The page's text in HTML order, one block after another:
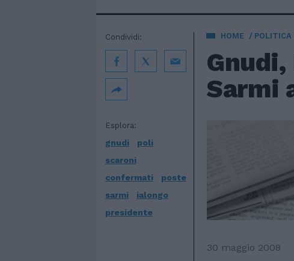
HOME POLITICA
Sarmi
Esplora:
gnudi
poli
scaroni
confermati
poste
sarmi
ialongo
presidente
Condividi:
30 maggio 2008